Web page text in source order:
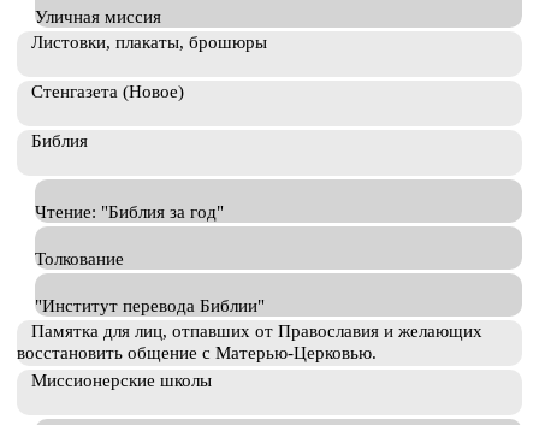
Уличная миссия
Листовки, плакаты, брошюры
Стенгазета (Новое)
Библия
Чтение: "Библия за год"
Толкование
"Институт перевода Библии"
Памятка для лиц, отпавших от Православия и желающих
восстановить общение с Матерью-Церковью.
Миссионерские школы